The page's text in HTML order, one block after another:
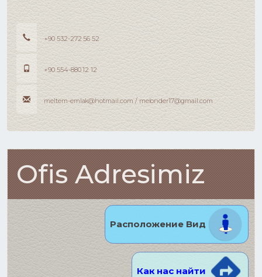
+90 532-272 56 52
+90 554-880 12 12
meltem-emlak@hotmail.com / melonder17@gmail.com
Ofis Adresimiz
Расположение Вид
Как нас найти